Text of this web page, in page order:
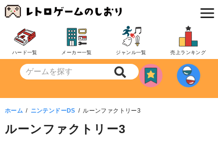
コ
ン
ツ
動
ハード一覧 メーカー一覧 ジャンル一覧 売上ランキング
ホーム ニンテンドーDS ルーンファクトリー3
ルーンファクトリー3